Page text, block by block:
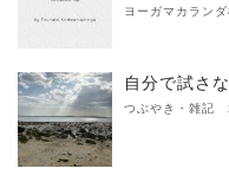
ヨーガマカラン
自分で試さ
つぶやき・雑記